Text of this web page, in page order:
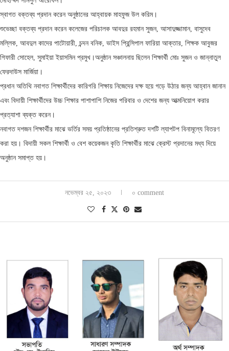
স্বাগত বক্তব্য প্রদান করেন অনুষ্ঠানের আহ্বায়ক মাহফুজ উল করিম।
শুভেচ্ছা বক্তব্য প্রদান করেন কলেজের পরিচালক আবদুর রহমান সুজন, আসাদুজ্জামান, বাসুদেব
মল্লিক, আবদুল কাদের পাটোয়ারী, চন্দন বনিক, ভাইস প্রিন্সিপাল ফারিয়া আক্তার, শিক্ষক আবুজর
গিফারী সোহেল, সুমাইয়া ইয়াসমিন প্রমুখ।অনুষ্ঠান সঞ্চালনায় ছিলেন শিক্ষার্থী মোঃ সুজন ও জান্নাতুল
ফেরদাউস মার্জিয়া।
প্রধান অতিথি নবাগত শিক্ষার্থীদের কারিগরি শিক্ষায় নিজেদের দক্ষ হয়ে গড়ে উঠার জন্য আহ্বান জানান
এবং বিদায়ী শিক্ষার্থীদের উচ্চ শিক্ষার পাশাপাশি নিজের পরিবার ও দেশের জন্য আত্মনিয়োগ করার
প্রত্যাশা ব্যক্ত করেন।
নবাগত দশজন শিক্ষার্থীর মাঝে ভর্তির সময় প্রতিষ্ঠানের প্রতিশ্রুত দশটি ল্যাপটপ বিনামূল্যে বিতরণ
করা হয়। বিদায়ী সকল শিক্ষার্থী ও বেশ কয়েকজন কৃতি শিক্ষার্থীর মাঝে ক্রেস্ট প্রদানের মধ্য দিয়ে
অনুষ্ঠান সমাপ্ত হয়।
নভেম্বর ২৫, ২০২৩ ০ comment